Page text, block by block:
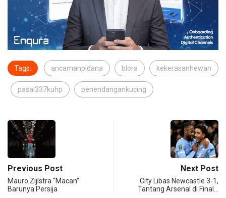
Tags: ancamanpidana blora kekerasanhewan
pasal337kuhp penendangankucing
Previous Post
Mauro Zijlstra “Macan”
Barunya Persija
Next Post
City Libas Newcastle 3-1,
Tantang Arsenal di Final…